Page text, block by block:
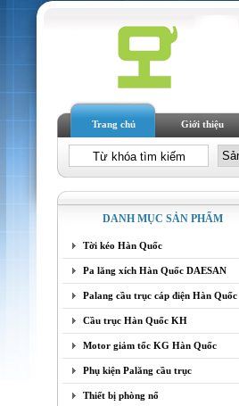
Trang chủ Giới thiệu
DANH MỤC SẢN PHẨM
Tời kéo Hàn Quốc
Pa lăng xích Hàn Quốc DAESAN
Palang cầu trục cáp điện Hàn Quốc
Cầu trục Hàn Quốc KH
Motor giảm tốc KG Hàn Quốc
Phụ kiện Palăng cầu trục
Thiết bị phòng nổ